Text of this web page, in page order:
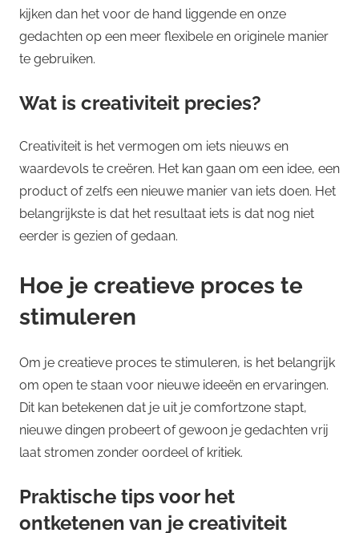
kijken dan het voor de hand liggende en onze
gedachten op een meer flexibele en originele manier
te gebruiken.
Wat is creativiteit precies?
Creativiteit is het vermogen om iets nieuws en
waardevols te creëren. Het kan gaan om een idee, een
product of zelfs een nieuwe manier van iets doen. Het
belangrijkste is dat het resultaat iets is dat nog niet
eerder is gezien of gedaan.
Hoe je creatieve proces te
stimuleren
Om je creatieve proces te stimuleren, is het belangrijk
om open te staan voor nieuwe ideeën en ervaringen.
Dit kan betekenen dat je uit je comfortzone stapt,
nieuwe dingen probeert of gewoon je gedachten vrij
laat stromen zonder oordeel of kritiek.
Praktische tips voor het
ontketenen van je creativiteit